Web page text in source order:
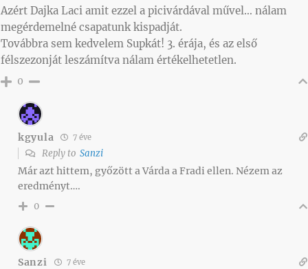
Azért Dajka Laci amit ezzel a picivárdával művel… nálam
megérdemelné csapatunk kispadját.
Továbbra sem kedvelem Supkát! 3. érája, és az első
félszezonját leszámítva nálam értékelhetetlen.
0
kgyula 7 éve
Reply to Sanzi
Már azt hittem, győzött a Várda a Fradi ellen. Nézem az
eredményt….
0
Sanzi 7 éve